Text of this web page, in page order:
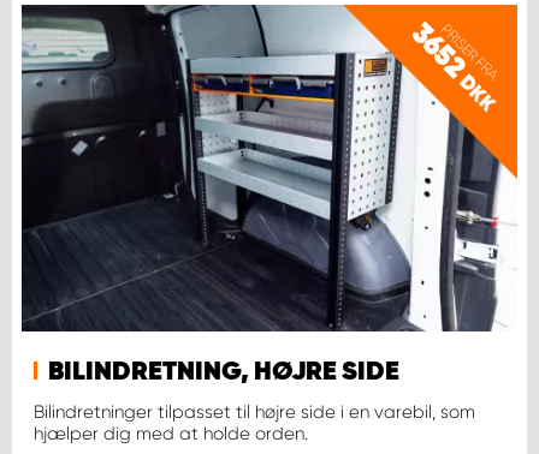
PRISER FRA
3652
DKK
BILINDRETNING, HØJRE SIDE
Bilindretninger tilpasset til højre side i en varebil, som
hjælper dig med at holde orden.